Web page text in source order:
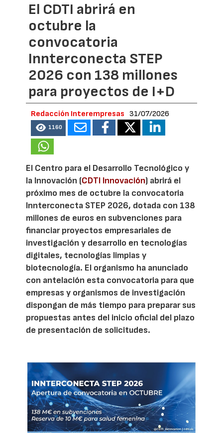
El CDTI abrirá en
octubre la
convocatoria
Innterconecta STEP
2026 con 138 millones
para proyectos de I+D
Redacción Interempresas 31/07/2026
1160
El Centro para el Desarrollo Tecnológico y
la Innovación (CDTI Innovación) abrirá el
próximo mes de octubre la convocatoria
Innterconecta STEP 2026, dotada con 138
millones de euros en subvenciones para
financiar proyectos empresariales de
investigación y desarrollo en tecnologías
digitales, tecnologías limpias y
biotecnología. El organismo ha anunciado
con antelación esta convocatoria para que
empresas y organismos de investigación
dispongan de más tiempo para preparar sus
propuestas antes del inicio oficial del plazo
de presentación de solicitudes.